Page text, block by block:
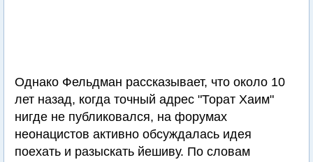
Однако Фельдман рассказывает, что около 10
лет назад, когда точный адрес "Торат Хаим"
нигде не публиковался, на форумах
неонацистов активно обсуждалась идея
поехать и разыскать йешиву. По словам